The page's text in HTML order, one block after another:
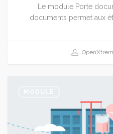
Le module Porte
documents permet aux
OpenXtrem